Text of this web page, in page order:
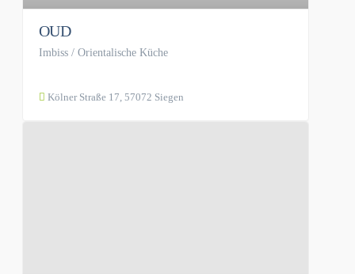
OUD
Imbiss / Orientalische Küche
Kölner Straße 17, 57072 Siegen